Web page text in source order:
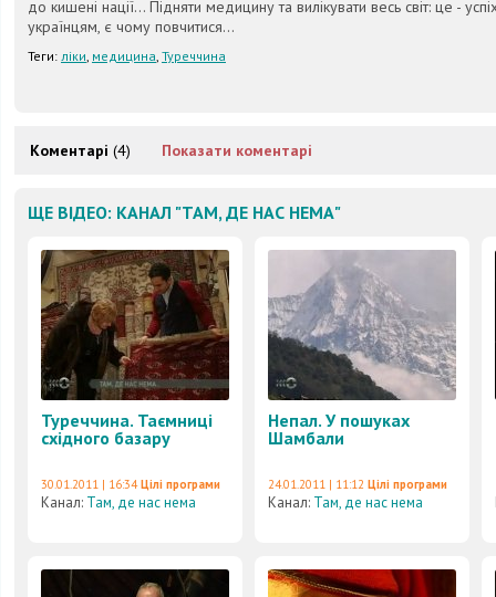
до кишені нації... Підняти медицину та вилікувати весь світ: це -
українцям, є чому повчитися...
Теги: ліки, медицина, Туреччина
Коментарі (4) Показати коментарі
ЩЕ ВІДЕО: КАНАЛ "ТАМ, ДЕ НАС НЕМА"
Туреччина. Таємниці
східного базару
30.01.2011 | 16:34 Цілі програми
Канал: Там, де нас нема
Непал. У пошуках
Шамбали
24.01.2011 | 11:12 Цілі програми
Канал: Там, де нас нема